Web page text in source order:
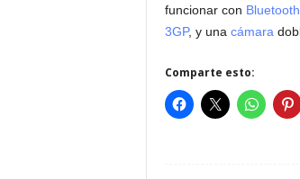
funcionar con Bluetooth
3GP, y una cámara
Comparte esto: